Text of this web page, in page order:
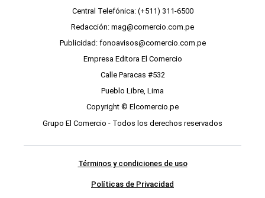
Central Telefónica: (+511) 311-6500
Redacción: mag@comercio.com.pe
Publicidad: fonoavisos@comercio.com.pe
Empresa Editora El Comercio
Calle Paracas #532
Pueblo Libre, Lima
Copyright © Elcomercio.pe
Grupo El Comercio - Todos los derechos reservados
Términos y condiciones de uso
Políticas de Privacidad